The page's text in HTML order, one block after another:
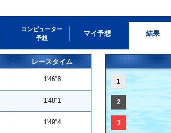
コンピューター
予想
マイ予想 結果
レースタイム
1'46"8
1'48"1
1'49"4
1
2
3